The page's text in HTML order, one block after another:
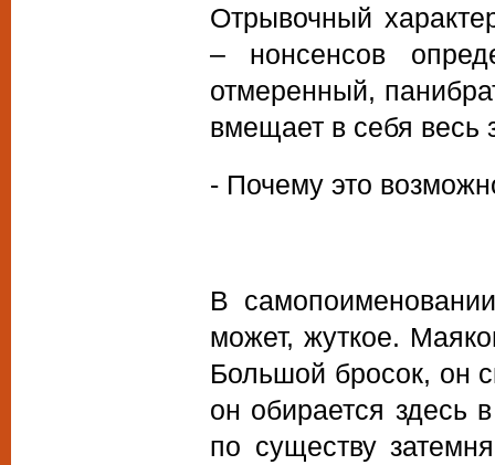
Отрывочный
– нонсенсов
отмеренный,
вмещает в себя весь
- Почему это
В
может, жуткое.
Большой бросок, он
он обирается здесь
по существу